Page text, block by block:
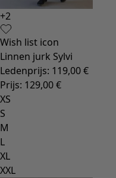
+2
Wish list icon
Linnen jurk Sylvi
Ledenprijs: 119,00 €
Prijs: 129,00 €
XS
S
M
L
XL
XXL